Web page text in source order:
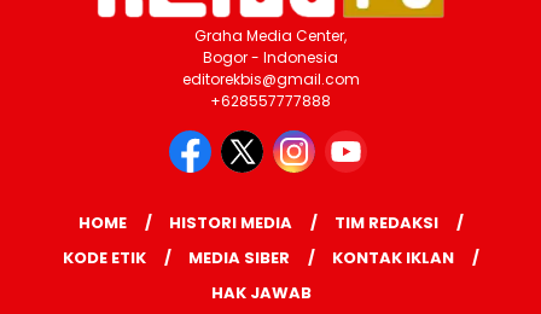
Graha Media Center,
Bogor - Indonesia
editorekbis@gmail.com
+628557777888
HOME HISTORI MEDIA
TIM REDAKSI
KODE ETIK
MEDIA SIBER
KONTAK IKLAN
HAK JAWAB